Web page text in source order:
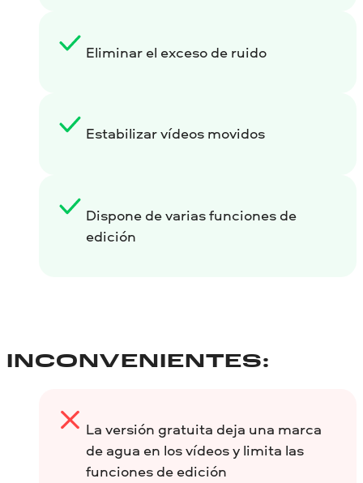
Eliminar el exceso de ruido
Estabilizar vídeos movidos
Dispone de varias funciones de
edición
INCONVENIENTES:
La versión gratuita deja una marca
de agua en los vídeos y limita las
funciones de edición